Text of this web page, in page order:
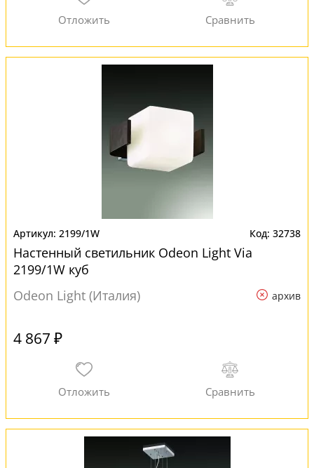
2199/1W 32738
Настенный светильник Odeon Light Via
2199/1W куб
Odeon Light (Италия)
архив
4 867 ₽